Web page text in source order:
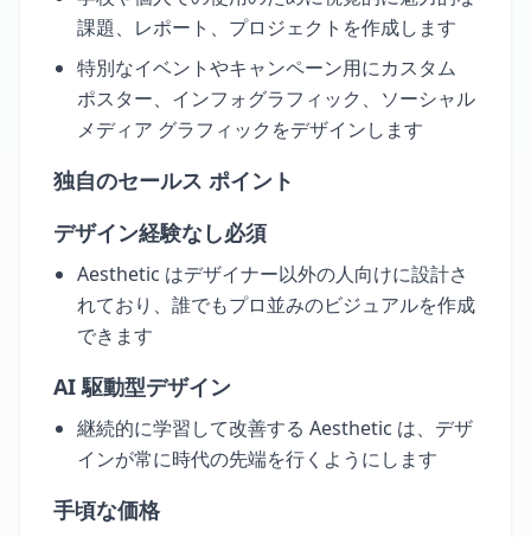
課題、レポート、プロジェクトを作成します
特別なイベントやキャンペーン用にカスタム
ポスター、インフォグラフィック、ソーシャル
メディア グラフィックをデザインします
独自のセールス ポイント
デザイン経験なし必須
Aesthetic はデザイナー以外の人向けに設計さ
れており、誰でもプロ並みのビジュアルを作成
できます
AI 駆動型デザイン
継続的に学習して改善する Aesthetic は、デザ
インが常に時代の先端を行くようにします
手頃な価格